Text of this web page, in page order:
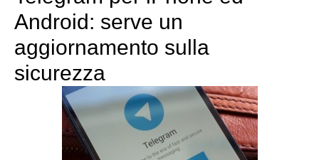
Android: serve un
aggiornamento sulla
sicurezza